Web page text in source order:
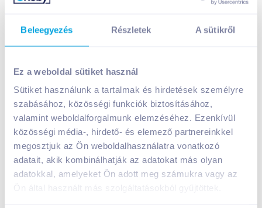
Beleegyezés Részletek A sütikről
Ez a weboldal sütiket használ
Sütiket használunk a tartalmak és hirdetések személyre
szabásához, közösségi funkciók biztosításához,
valamint weboldalforgalmunk elemzéséhez. Ezenkívül
közösségi média-, hirdető- és elemező partnereinkkel
megosztjuk az Ön weboldalhasználatra vonatkozó
adatait, akik kombinálhatják az adatokat más olyan
adatokkal, amelyeket Ön adott meg számukra vagy az
fehérbor
3 999Ft / db
Egységár: 5 332Ft /liter
Nettó eladási ár:
KosárbaKosárba